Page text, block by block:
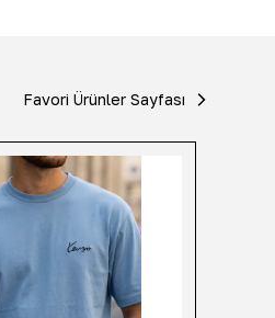
Favori Ürünler Sayfası